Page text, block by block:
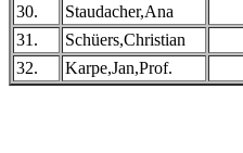
30.
Staudacher,Ana
31.
Schüers,Christian
32.
Karpe,Jan,Prof.